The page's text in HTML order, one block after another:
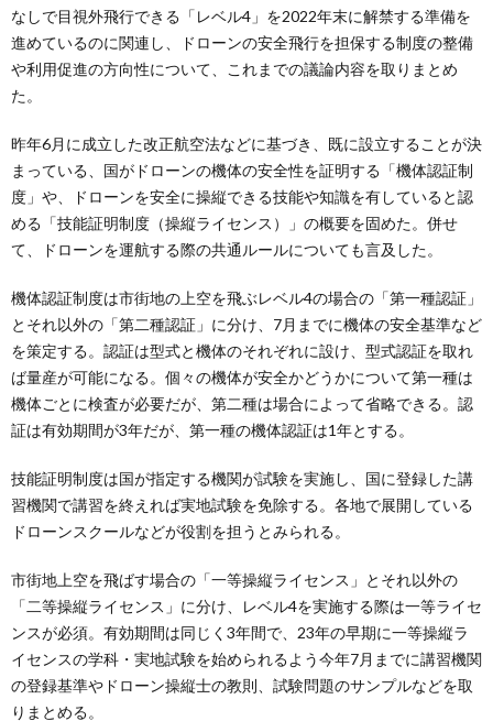
なしで目視外飛行できる「レベル4」を2022年末に解禁する準備を
進めているのに関連し、ドローンの安全飛行を担保する制度の整備
や利用促進の方向性について、これまでの議論内容を取りまとめ
た。
昨年6月に成立した改正航空法などに基づき、既に設立することが決
まっている、国がドローンの機体の安全性を証明する「機体認証制
度」や、ドローンを安全に操縦できる技能や知識を有していると認
める「技能証明制度（操縦ライセンス）」の概要を固めた。併せ
て、ドローンを運航する際の共通ルールについても言及した。
機体認証制度は市街地の上空を飛ぶレベル4の場合の「第一種認証」
とそれ以外の「第二種認証」に分け、7月までに機体の安全基準など
を策定する。認証は型式と機体のそれぞれに設け、型式認証を取れ
ば量産が可能になる。個々の機体が安全かどうかについて第一種は
機体ごとに検査が必要だが、第二種は場合によって省略できる。認
証は有効期間が3年だが、第一種の機体認証は1年とする。
技能証明制度は国が指定する機関が試験を実施し、国に登録した講
習機関で講習を終えれば実地試験を免除する。各地で展開している
ドローンスクールなどが役割を担うとみられる。
市街地上空を飛ばす場合の「一等操縦ライセンス」とそれ以外の
「二等操縦ライセンス」に分け、レベル4を実施する際は一等ライセ
ンスが必須。有効期間は同じく3年間で、23年の早期に一等操縦ラ
イセンスの学科・実地試験を始められるよう今年7月までに講習機関
の登録基準やドローン操縦士の教則、試験問題のサンプルなどを取
りまとめる。